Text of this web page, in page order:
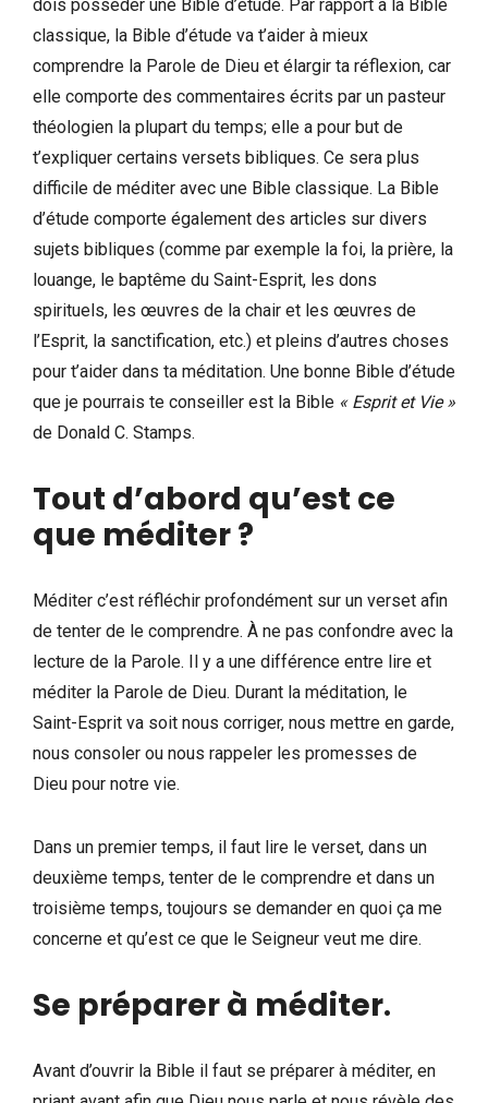
dois posséder une Bible d’étude. Par rapport à la Bible
classique, la Bible d’étude va t’aider à mieux
comprendre la Parole de Dieu et élargir ta réflexion, car
elle comporte des commentaires écrits par un pasteur
théologien la plupart du temps; elle a pour but de
t’expliquer certains versets bibliques. Ce sera plus
difficile de méditer avec une Bible classique. La Bible
d’étude comporte également des articles sur divers
sujets bibliques (comme par exemple la foi, la prière, la
louange, le baptême du Saint-Esprit, les dons
spirituels, les œuvres de la chair et les œuvres de
l’Esprit, la sanctification, etc.) et pleins d’autres choses
pour t’aider dans ta méditation. Une bonne Bible d’étude
que je pourrais te conseiller est la Bible « Esprit et Vie »
de Donald C. Stamps.
Tout d’abord qu’est ce
que méditer ?
Méditer c’est réfléchir profondément sur un verset afin
de tenter de le comprendre. À ne pas confondre avec la
lecture de la Parole. Il y a une différence entre lire et
méditer la Parole de Dieu. Durant la méditation, le
Saint-Esprit va soit nous corriger, nous mettre en garde,
nous consoler ou nous rappeler les promesses de
Dieu pour notre vie.
Dans un premier temps, il faut lire le verset, dans un
deuxième temps, tenter de le comprendre et dans un
troisième temps, toujours se demander en quoi ça me
concerne et qu’est ce que le Seigneur veut me dire.
Se préparer à méditer.
Avant d’ouvrir la Bible il faut se préparer à méditer, en